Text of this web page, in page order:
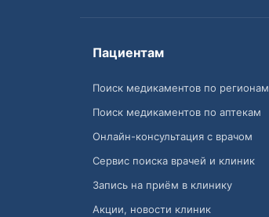
Пациентам
Поиск медикаментов по регионам
Поиск медикаментов по аптекам
Онлайн-консультация с врачом
Сервис поиска врачей и клиник
Запись на приём в клинику
Акции, новости клиник